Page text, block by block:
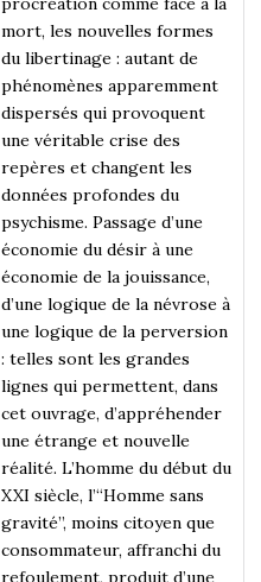
mort, les nouvelles formes
du libertinage : autant de
phénomènes apparemment
dispersés qui provoquent
une véritable crise des
repères et changent les
données profondes du
psychisme. Passage d’une
économie du désir à une
économie de la jouissance,
d’une logique de la névrose à
une logique de la perversion
: telles sont les grandes
lignes qui permettent, dans
cet ouvrage, d’appréhender
une étrange et nouvelle
réalité. L’homme du début du
XXI siècle, l’“Homme sans
gravité”, moins citoyen que
consommateur, affranchi du
refoulement, produit d’une